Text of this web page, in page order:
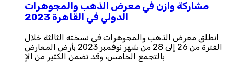
مشاركة وازن في معرض الذهب والمجوهرات
الدولي في القاهرة 2023
انطلق معرض الذهب والمجوهرات في نسخته الثالثة خلال
الفترة من 26 إلى 28 من شهر نوفمبر 2023 بأرض المعارض
بالتجمع الخامس، وقد تضمن الكثير من الإ